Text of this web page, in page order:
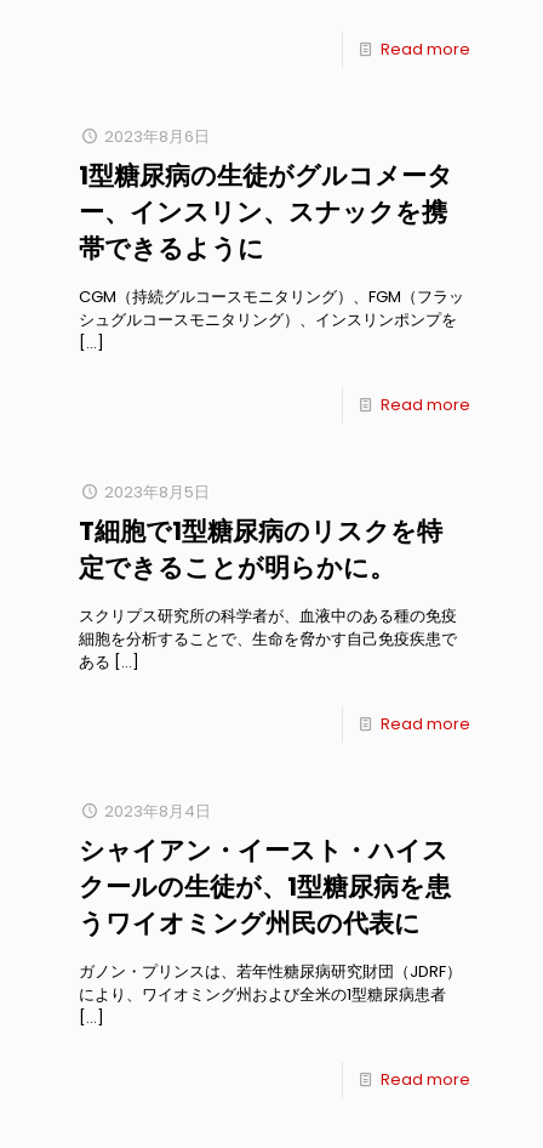
Read more
2023年8月6日
1型糖尿病の生徒がグルコメータ
ー、インスリン、スナックを携
帯できるように
CGM（持続グルコースモニタリング）、FGM（フラッ
シュグルコースモニタリング）、インスリンポンプを
[…]
Read more
2023年8月5日
T細胞で1型糖尿病のリスクを特
定できることが明らかに。
スクリプス研究所の科学者が、血液中のある種の免疫
細胞を分析することで、生命を脅かす自己免疫疾患で
ある […]
Read more
2023年8月4日
シャイアン・イースト・ハイス
クールの生徒が、1型糖尿病を患
うワイオミング州民の代表に
ガノン・プリンスは、若年性糖尿病研究財団（JDRF）
により、ワイオミング州および全米の1型糖尿病患者
[…]
Read more